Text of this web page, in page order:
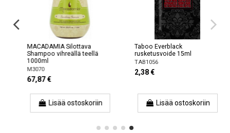
MACADAMIA Silottava
Shampoo vihreällä teellä
1000ml
M3070
67,87 €
Lisää ostoskoriin
Taboo Everblack
rusketusvoide 15ml
TAB1056
2,38 €
Lisää ostoskoriin